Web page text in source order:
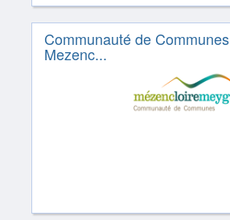
Communauté de Communes
Mezenc...